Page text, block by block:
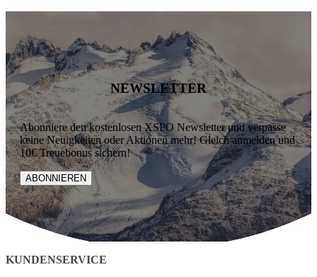
NEWSLETTER
Abonniere den kostenlosen XSPO Newsletter und verpasse
keine Neuigkeiten oder Aktionen mehr! Gleich anmelden und
10€ Treuebonus sichern!
ABONNIEREN
KUNDENSERVICE